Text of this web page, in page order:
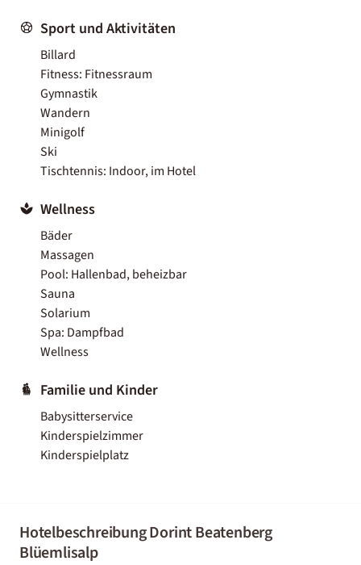
Sport und Aktivitäten
Billard
Fitness: Fitnessraum
Gymnastik
Wandern
Minigolf
Ski
Tischtennis: Indoor, im Hotel
Wellness
Bäder
Massagen
Pool: Hallenbad, beheizbar
Sauna
Solarium
Spa: Dampfbad
Wellness
Familie und Kinder
Babysitterservice
Kinderspielzimmer
Kinderspielplatz
Hotelbeschreibung Dorint Beatenberg
Blüemlisalp